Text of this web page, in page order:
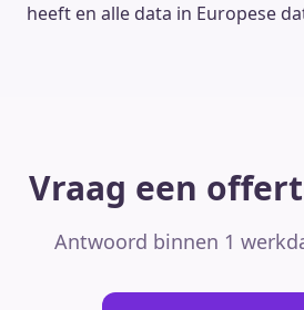
heeft en alle data in Europese
Vraag een
Antwoord binnen 1